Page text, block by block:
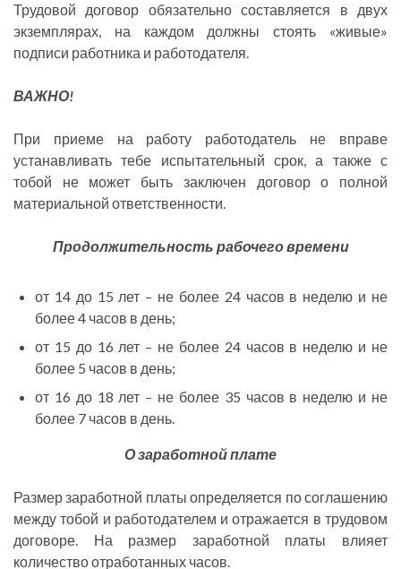
Трудовой договор обязательно составляется в двух
экземплярах, на каждом должны стоять «живые»
подписи работника и работодателя.
ВАЖНО!
При приеме на работу работодатель не вправе
устанавливать тебе испытательный срок, а также с
тобой не может быть заключен договор о полной
материальной ответственности.
Продолжительность рабочего времени
от 14 до 15 лет – не более 24 часов в неделю и не
более 4 часов в день;
от 15 до 16 лет – не более 24 часов в неделю и не
более 5 часов в день;
от 16 до 18 лет – не более 35 часов в неделю и не
более 7 часов в день.
О заработной плате
Размер заработной платы определяется по соглашению
между тобой и работодателем и отражается в трудовом
договоре. На размер заработной платы влияет
количество отработанных часов.